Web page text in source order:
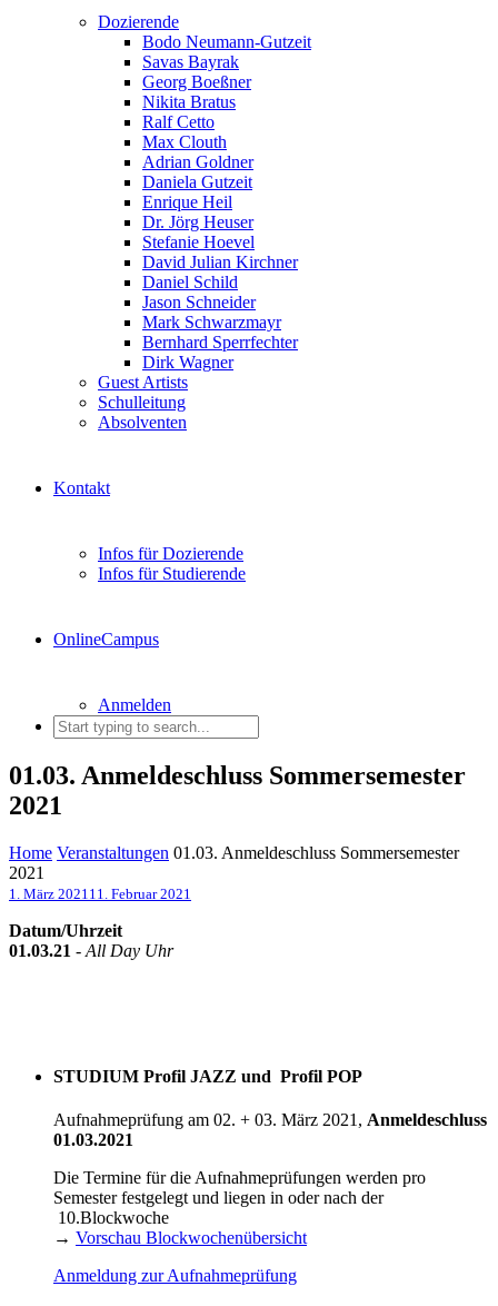
Dozierende
Bodo Neumann-Gutzeit
Savas Bayrak
Georg Boeßner
Nikita Bratus
Ralf Cetto
Max Clouth
Adrian Goldner
Daniela Gutzeit
Enrique Heil
Dr. Jörg Heuser
Stefanie Hoevel
David Julian Kirchner
Daniel Schild
Jason Schneider
Mark Schwarzmayr
Bernhard Sperrfechter
Dirk Wagner
Guest Artists
Schulleitung
Absolventen
Kontakt
Infos für Dozierende
Infos für Studierende
OnlineCampus
Anmelden
01.03. Anmeldeschluss Sommersemester
2021
Home Veranstaltungen 01.03. Anmeldeschluss Sommersemester
2021
1. März 2021 11. Februar 2021
Datum/Uhrzeit
01.03.21 - All Day Uhr
STUDIUM Profil JAZZ und Profil POP
Aufnahmeprüfung am 02. + 03. März 2021, Anmeldeschluss
01.03.2021
Die Termine für die Aufnahmeprüfungen werden pro
Semester festgelegt und liegen in oder nach der
10.Blockwoche
→ Vorschau Blockwochenübersicht
Anmeldung zur Aufnahmeprüfung